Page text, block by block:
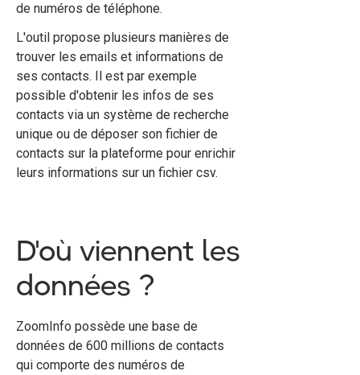
de numéros de téléphone.
L'outil propose plusieurs manières de
trouver les emails et informations de
ses contacts. Il est par exemple
possible d'obtenir les infos de ses
contacts via un système de recherche
unique ou de déposer son fichier de
contacts sur la plateforme pour enrichir
leurs informations sur un fichier csv.
D'où viennent les
données ?
ZoomInfo possède une base de
données de 600 millions de contacts
qui comporte des numéros de